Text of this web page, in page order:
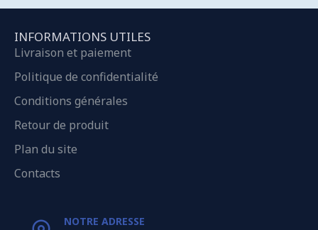
INFORMATIONS UTILES
Livraison et paiement
Politique de confidentialité
Conditions générales
Retour de produit
Plan du site
Contacts
NOTRE ADRESSE